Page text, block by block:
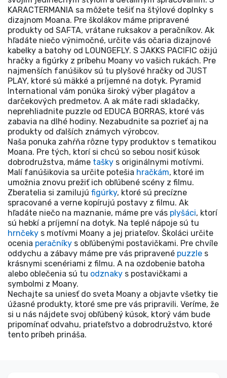
KARACTERMANIA sa môžete tešiť na štýlové doplnky s
dizajnom Moana. Pre školákov máme pripravené
produkty od SAFTA, vrátane ruksakov a peračníkov. Ak
hľadáte niečo výnimočné, určite vás očaria dizajnové
kabelky a batohy od LOUNGEFLY. S JAKKS PACIFIC ožijú
hračky a figúrky z príbehu Moany vo vašich rukách. Pre
najmenších fanúšikov sú tu plyšové hračky od JUST
PLAY, ktoré sú mäkké a príjemné na dotyk. Pyramid
International vám ponúka široký výber plagátov a
darčekových predmetov. A ak máte radi skladačky,
neprehliadnite puzzle od EDUCA BORRAS, ktoré vás
zabavia na dlhé hodiny. Nezabudnite sa pozrieť aj na
produkty od ďalších známych výrobcov.
Naša ponuka zahŕňa rôzne typy produktov s tematikou
Moana. Pre tých, ktorí si chcú so sebou nosiť kúsok
dobrodružstva, máme tašky s originálnymi motívmi.
Malí fanúšikovia sa určite potešia hračkám, ktoré im
umožnia znovu prežiť ich obľúbené scény z filmu.
Zberatelia si zamilujú figúrky, ktoré sú precízne
spracované a verne kopírujú postavy z filmu. Ak
hľadáte niečo na maznanie, máme pre vás plyšáci, ktorí
sú hebkí a príjemní na dotyk. Na teplé nápoje sú tu
hrnčeky s motívmi Moany a jej priateľov. Školáci určite
ocenia peračníky s obľúbenými postavičkami. Pre chvíle
oddychu a zábavy máme pre vás pripravené puzzle s
krásnymi scenériami z filmu. A na ozdobenie batoha
alebo oblečenia sú tu odznaky s postavičkami a
symbolmi z Moany.
Nechajte sa uniesť do sveta Moany a objavte všetky tie
úžasné produkty, ktoré sme pre vás pripravili. Veríme, že
si u nás nájdete svoj obľúbený kúsok, ktorý vám bude
pripomínať odvahu, priateľstvo a dobrodružstvo, ktoré
tento príbeh prináša.